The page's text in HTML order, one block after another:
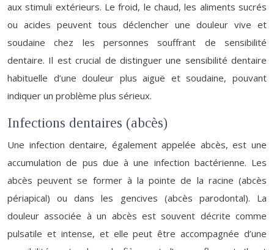
aux stimuli extérieurs. Le froid, le chaud, les aliments sucrés
ou acides peuvent tous déclencher une douleur vive et
soudaine chez les personnes souffrant de sensibilité
dentaire. Il est crucial de distinguer une sensibilité dentaire
habituelle d’une douleur plus aiguë et soudaine, pouvant
indiquer un problème plus sérieux.
Infections dentaires (abcès)
Une infection dentaire, également appelée abcès, est une
accumulation de pus due à une infection bactérienne. Les
abcès peuvent se former à la pointe de la racine (abcès
périapical) ou dans les gencives (abcès parodontal). La
douleur associée à un abcès est souvent décrite comme
pulsatile et intense, et elle peut être accompagnée d’une